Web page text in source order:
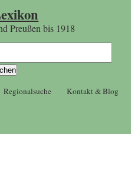
Preußen bis 1918
Regionalsuche Kontakt & Blog